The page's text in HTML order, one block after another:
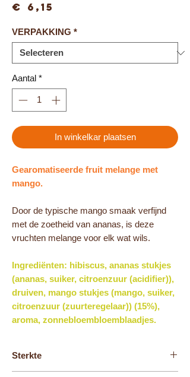
€ 6,15
VERPAKKING *
Aantal *
In winkelkar plaatsen
Gearomatiseerde fruit melange met
mango.
Door de typische mango smaak verfijnd
met de zoetheid van ananas, is deze
vruchten melange voor elk wat wils.
Ingrediënten: hibiscus, ananas stukjes
(ananas, suiker, citroenzuur (acidifier)),
druiven, mango stukjes (mango, suiker,
citroenzuur (zuurteregelaar)) (15%),
aroma, zonnebloembloemblaadjes.
Sterkte